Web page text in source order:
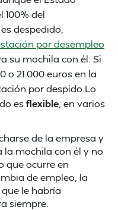
del
despedido,
por desempleo
su mochila con él. Si
o 21.000 euros en la
por despido.Lo
esflexible , en varios
de la empresa y
la mochila con él y no
que ocurre en
de empleo, la
le habría
siempre.